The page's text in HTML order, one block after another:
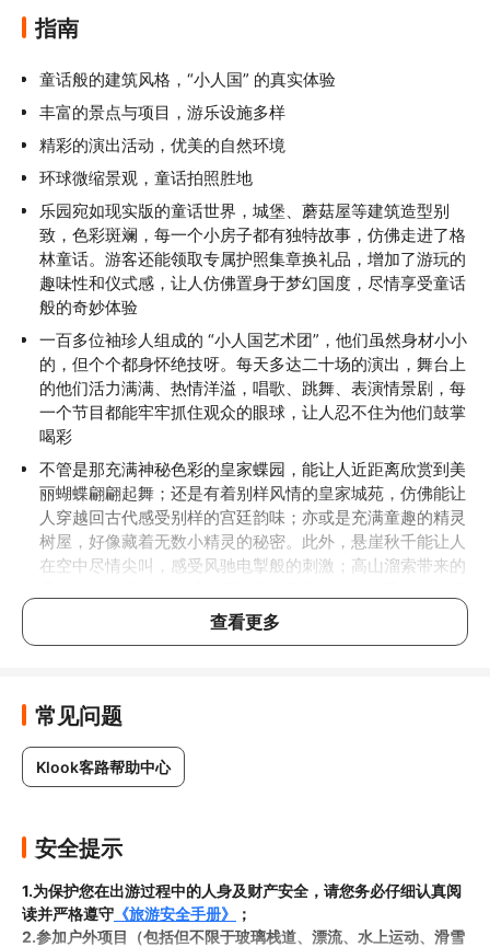
指南
童话般的建筑风格，“小人国” 的真实体验
丰富的景点与项目，游乐设施多样
精彩的演出活动，优美的自然环境
环球微缩景观，童话拍照胜地
乐园宛如现实版的童话世界，城堡、蘑菇屋等建筑造型别
致，色彩斑斓，每一个小房子都有独特故事，仿佛走进了格
林童话。游客还能领取专属护照集章换礼品，增加了游玩的
趣味性和仪式感，让人仿佛置身于梦幻国度，尽情享受童话
般的奇妙体验
一百多位袖珍人组成的 “小人国艺术团”，他们虽然身材小小
的，但个个都身怀绝技呀。每天多达二十场的演出，舞台上
的他们活力满满、热情洋溢，唱歌、跳舞、表演情景剧，每
一个节目都能牢牢抓住观众的眼球，让人忍不住为他们鼓掌
喝彩
不管是那充满神秘色彩的皇家蝶园，能让人近距离欣赏到美
丽蝴蝶翩翩起舞；还是有着别样风情的皇家城苑，仿佛能让
人穿越回古代感受别样的宫廷韵味；亦或是充满童趣的精灵
树屋，好像藏着无数小精灵的秘密。此外，悬崖秋千能让人
在空中尽情尖叫，感受风驰电掣般的刺激；高山溜索带来的
查看更多
常见问题
Klook客路帮助中心
安全提示
1.为保护您在出游过程中的人身及财产安全，请您务必仔细认真阅
读并严格遵守 《旅游安全手册》
；
2.参加户外项目（包括但不限于玻璃栈道、漂流、水上运动、滑雪